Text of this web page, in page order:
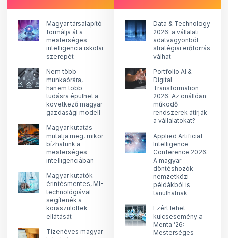
Magyar társalapító
formálja át a
mesterséges
intelligencia iskolai
szerepét
Nem több
munkaórára,
hanem több
tudásra épülhet a
következő magyar
gazdasági modell
Magyar kutatás
mutatja meg, mikor
bízhatunk a
mesterséges
intelligenciában
Magyar kutatók
érintésmentes, MI-
technológiával
segítenék a
koraszülöttek
ellátását
Tizenéves magyar
Data & Technology
2026: a vállalati
adatvagyonból
stratégiai erőforrás
válhat
Portfolio AI &
Digital
Transformation
2026: Az önállóan
működő
rendszerek átírják
a vállalatokat?
Applied Artificial
Intelligence
Conference 2026:
A magyar
döntéshozók
nemzetközi
példákból is
tanulhatnak
Ezért lehet
kulcsesemény a
Menta ’26:
Mesterséges